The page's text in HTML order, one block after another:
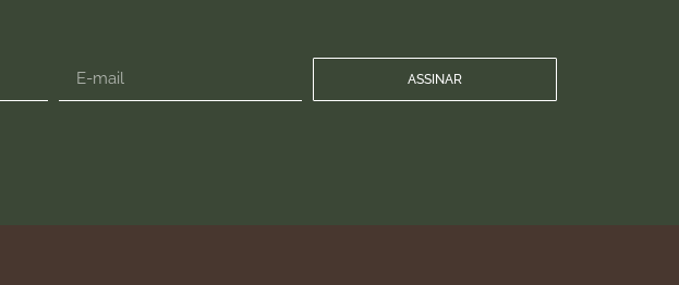
ASSINAR